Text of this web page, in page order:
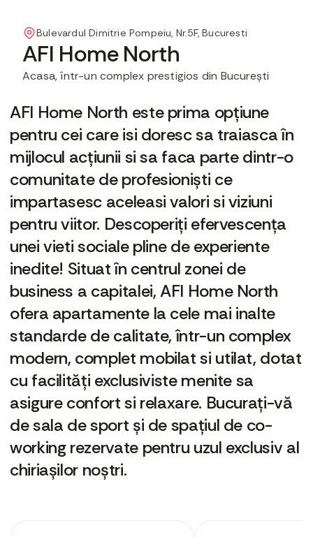
Bulevardul Dimitrie Pompeiu, Nr.5F, Bucuresti
AFI Home North
Acasa, într-un complex prestigios din București
AFI Home North este prima opțiune
pentru cei care isi doresc sa traiasca în
mijlocul acțiunii si sa faca parte dintr-o
comunitate de profesioniști ce
impartasesc aceleasi valori si viziuni
pentru viitor. Descoperiți efervescența
unei vieti sociale pline de experiente
inedite! Situat în centrul zonei de
business a capitalei, AFI Home North
ofera apartamente la cele mai inalte
standarde de calitate, într-un complex
modern, complet mobilat si utilat, dotat
cu facilități exclusiviste menite sa
asigure confort si relaxare. Bucurați-vă
de sala de sport și de spațiul de co-
working rezervate pentru uzul exclusiv al
chiriașilor noștri.